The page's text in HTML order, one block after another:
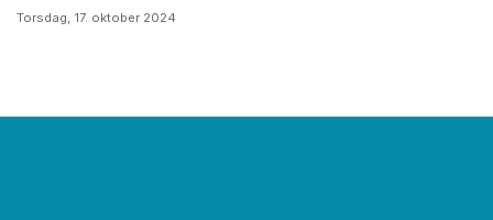
Torsdag, 17. oktober 2024